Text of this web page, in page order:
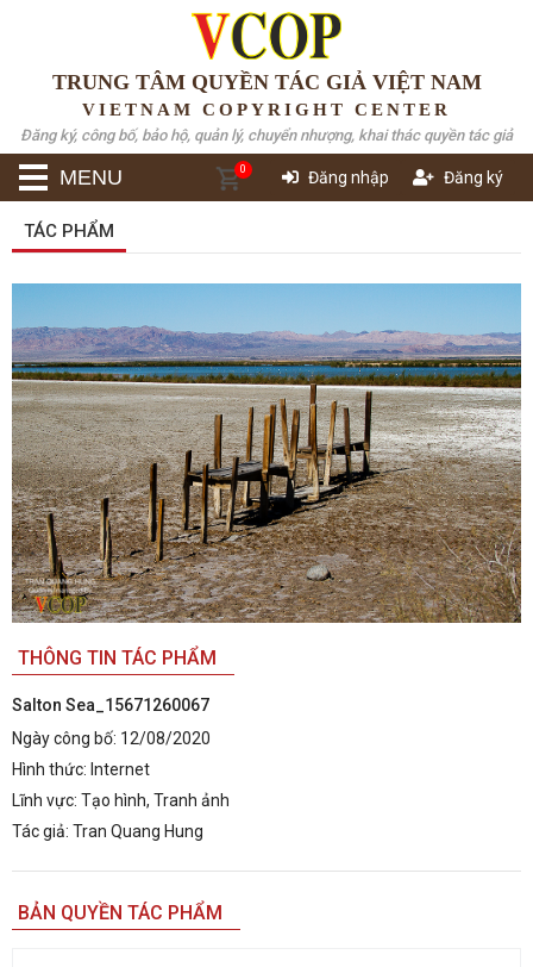
TRUNG TÂM QUYỀN TÁC GIẢ VIỆT NAM
VIETNAM COPYRIGHT CENTER
Đăng ký, công bố, bảo hộ, quản lý, chuyển nhượng, khai thác quyền tác giả
0 Đăng nhập Đăng ký
MENU
TÁC PHẨM
THÔNG TIN TÁC PHẨM
Salton Sea_15671260067
Ngày công bố: 12/08/2020
Hình thức: Internet
Lĩnh vực: Tạo hình, Tranh ảnh
Tác giả: Tran Quang Hung
BẢN QUYỀN TÁC PHẨM